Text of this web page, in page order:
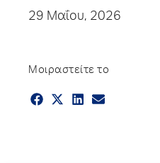
29 Μαΐου, 2026
Μοιραστείτε το